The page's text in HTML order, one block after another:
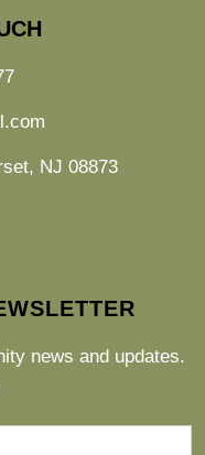
NJ 08873
news and updates.